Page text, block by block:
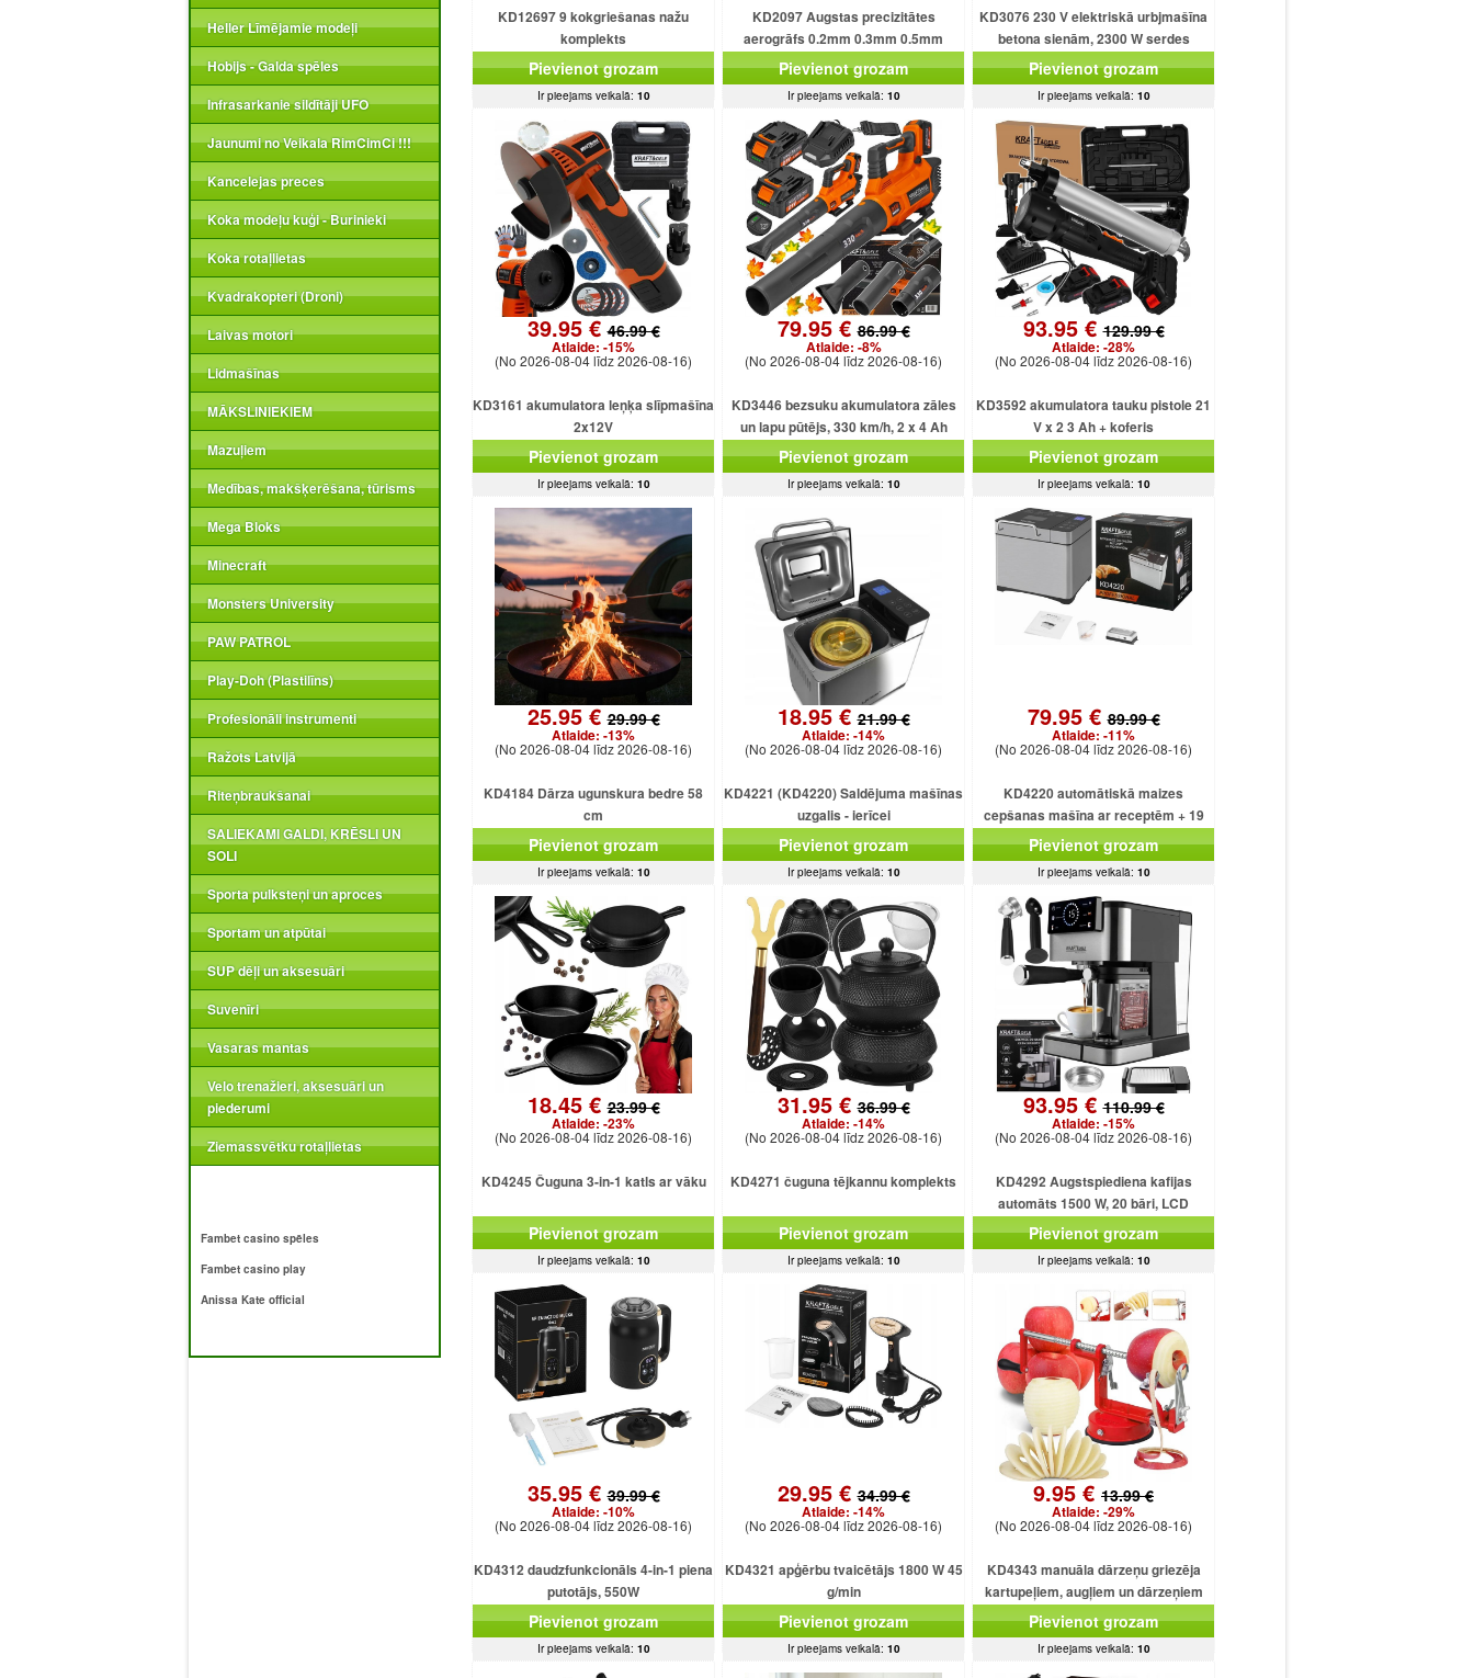
Heller Līmējamie modeļi
Hobijs - Galda spēles
Infrasarkanie sildītāji UFO
Jaunumi no Veikala RimCimCi !!!
Kancelejas preces
Koka modeļu kuģi - Burinieki
Koka rotaļlietas
Kvadrakopteri (Droni)
Laivas motori
Lidmašīnas
MĀKSLINIEKIEM
Mazuļiem
Medības, makšķerēšana, tūrisms
Mega Bloks
Minecraft
Monsters University
PAW PATROL
Play-Doh (Plastilīns)
Profesionāli instrumenti
Ražots Latvijā
Riteņbraukšanai
SALIEKAMI GALDI, KRĒSLI UN
SOLI
Sporta pulksteņi un aproces
Sportam un atpūtai
SUP dēļi un aksesuāri
Suvenīri
Vasaras mantas
Velo trenažieri, aksesuāri un
piederumi
Ziemassvētku rotaļlietas
Fambet casino spēles
Fambet casino play
Anissa Kate official
KD12697 9 kokgriešanas nažu
komplekts
Pievienot grozam
Ir pieejams veikalā: 10
KD2097 Augstas precizitātes
aerogrāfs 0.2mm 0.3mm 0.5mm
Pievienot grozam
Ir pieejams veikalā: 10
KD3076 230 V elektriskā urbjmašīna
betona sienām, 2300 W serdes
urbjmašīna ar dzesēšanu
Pievienot grozam
Ir pieejams veikalā: 10
39.95 €46.99 €
Atlaide: -15%
(No 2026-08-04 līdz 2026-08-16)
KD3161 akumulatora leņķa slīpmašīna
2x12V
Pievienot grozam
Ir pieejams veikalā: 10
79.95 €86.99 €
Atlaide: -8%
(No 2026-08-04 līdz 2026-08-16)
KD3446 bezsuku akumulatora zāles
un lapu pūtējs, 330 km/h, 2 x 4 Ah
akumulatori.
Pievienot grozam
Ir pieejams veikalā: 10
93.95 €129.99 €
Atlaide: -28%
(No 2026-08-04 līdz 2026-08-16)
KD3592 akumulatora tauku pistole 21
V x 2 3 Ah + koferis
Pievienot grozam
Ir pieejams veikalā: 10
25.95 €29.99 €
Atlaide: -13%
(No 2026-08-04 līdz 2026-08-16)
KD4184 Dārza ugunskura bedre 58
cm
Pievienot grozam
Ir pieejams veikalā: 10
18.95 €21.99 €
Atlaide: -14%
(No 2026-08-04 līdz 2026-08-16)
KD4221 (KD4220) Saldējuma mašīnas
uzgalis - ierīcei
Pievienot grozam
Ir pieejams veikalā: 10
79.95 €89.99 €
Atlaide: -11%
(No 2026-08-04 līdz 2026-08-16)
KD4220 automātiskā maizes
cepšanas mašīna ar receptēm + 19
programmām + saldējumu
Pievienot grozam
Ir pieejams veikalā: 10
18.45 €23.99 €
Atlaide: -23%
(No 2026-08-04 līdz 2026-08-16)
KD4245 Čuguna 3-in-1 katls ar vāku
Pievienot grozam
Ir pieejams veikalā: 10
31.95 €36.99 €
Atlaide: -14%
(No 2026-08-04 līdz 2026-08-16)
KD4271 čuguna tējkannu komplekts
Pievienot grozam
Ir pieejams veikalā: 10
93.95 €110.99 €
Atlaide: -15%
(No 2026-08-04 līdz 2026-08-16)
KD4292 Augstspiediena kafijas
automāts 1500 W, 20 bāri, LCD
displejs
Pievienot grozam
Ir pieejams veikalā: 10
35.95 €39.99 €
Atlaide: -10%
(No 2026-08-04 līdz 2026-08-16)
KD4312 daudzfunkcionāls 4-in-1 piena
putotājs, 550W
Pievienot grozam
Ir pieejams veikalā: 10
29.95 €34.99 €
Atlaide: -14%
(No 2026-08-04 līdz 2026-08-16)
KD4321 apģērbu tvaicētājs 1800 W 45
g/min
Pievienot grozam
Ir pieejams veikalā: 10
9.95 € 13.99 €
Atlaide: -29%
(No 2026-08-04 līdz 2026-08-16)
KD4343 manuāla dārzeņu griezēja
kartupeļiem, augļiem un dārzeņiem
Pievienot grozam
Ir pieejams veikalā: 10